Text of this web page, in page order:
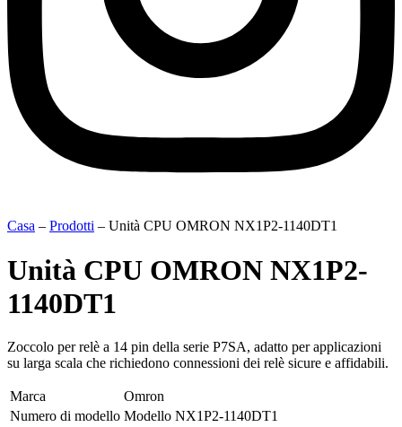
Casa – Prodotti – Unità CPU OMRON NX1P2-1140DT1
Unità CPU OMRON NX1P2-
1140DT1
Zoccolo per relè a 14 pin della serie P7SA, adatto per applicazioni
su larga scala che richiedono connessioni dei relè sicure e affidabili.
Marca
Omron
Numero di modello Modello NX1P2-1140DT1